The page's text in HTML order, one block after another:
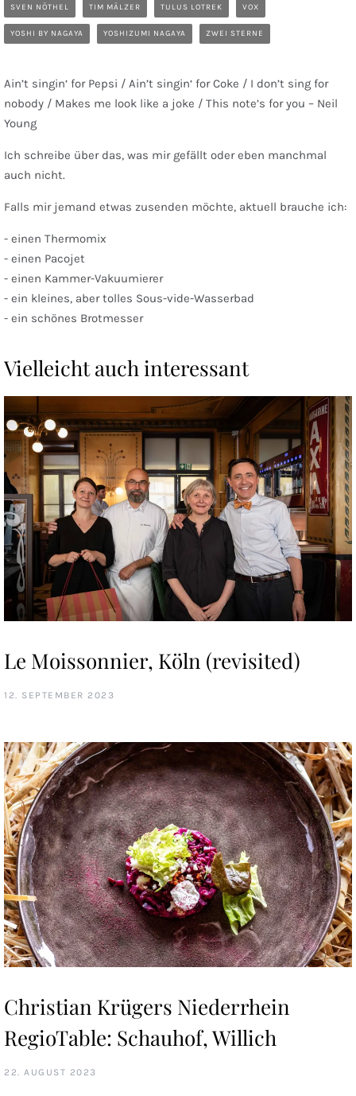
SVEN NÖTHEL TIM MÄLZER TULUS LOTREK VOX
YOSHI BY NAGAYA YOSHIZUMI NAGAYA ZWEI STERNE
Ain’t singin‘ for Pepsi / Ain’t singin‘ for Coke / I don’t sing for
nobody / Makes me look like a joke / This note’s for you – Neil
Young
Ich schreibe über das, was mir gefällt oder eben manchmal
auch nicht.
Falls mir jemand etwas zusenden möchte, aktuell brauche ich:
- einen Thermomix
- einen Pacojet
- einen Kammer-Vakuumierer
- ein kleines, aber tolles Sous-vide-Wasserbad
- ein schönes Brotmesser
Vielleicht auch interessant
Le Moissonnier, Köln (revisited)
12. SEPTEMBER 2023
Christian Krügers Niederrhein
RegioTable: Schauhof, Willich
22. AUGUST 2023